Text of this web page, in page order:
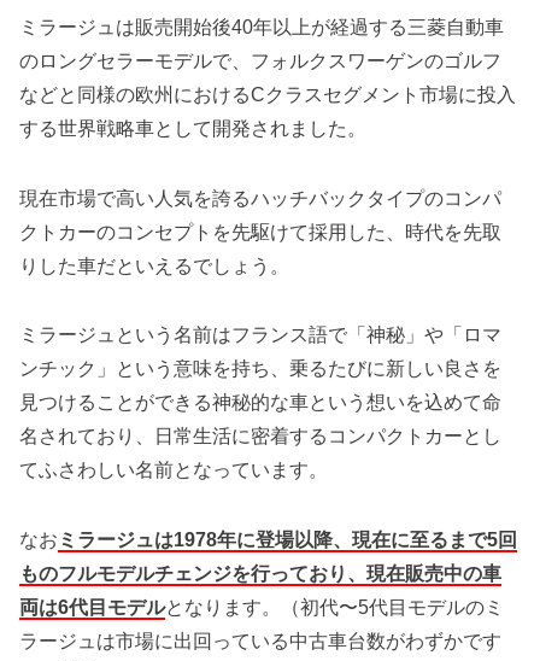
ミラージュは販売開始後40年以上が経過する三菱自動車
のロングセラーモデルで、フォルクスワーゲンのゴルフ
などと同様の欧州におけるCクラスセグメント市場に投入
する世界戦略車として開発されました。
現在市場で高い人気を誇るハッチバックタイプのコンパ
クトカーのコンセプトを先駆けて採用した、時代を先取
りした車だといえるでしょう。
ミラージュという名前はフランス語で「神秘」や「ロマ
ンチック」という意味を持ち、乗るたびに新しい良さを
見つけることができる神秘的な車という想いを込めて命
名されており、日常生活に密着するコンパクトカーとし
てふさわしい名前となっています。
なお ミラージュは1978年に登場以降、現在に至るまで5回
ものフルモデルチェンジを行っており、現在販売中の車
両は6代目モデルとなります。（初代〜5代目モデルのミ
ラージュは市場に出回っている中古車台数がわずかです